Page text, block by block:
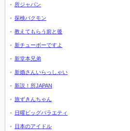
所ジャパン
探検バクモン
教えてもらう前と後
新チューボーですよ
新堂本兄弟
新婚さんいらっしゃい
新説！所JAPAN
旅ずきんちゃん
日曜ビッグバラエティ
日本のアイドル